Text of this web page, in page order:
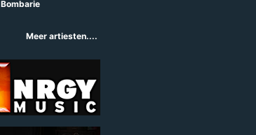
Bombarie
Meer artiesten....